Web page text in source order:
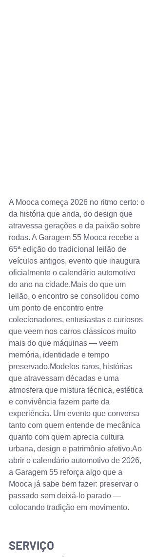
A Mooca começa 2026 no ritmo certo: o
da história que anda, do design que
atravessa gerações e da paixão sobre
rodas. A Garagem 55 Mooca recebe a
65ª edição do tradicional leilão de
veículos antigos, evento que inaugura
oficialmente o calendário automotivo
do ano na cidade.Mais do que um
leilão, o encontro se consolidou como
um ponto de encontro entre
colecionadores, entusiastas e curiosos
que veem nos carros clássicos muito
mais do que máquinas — veem
memória, identidade e tempo
preservado.Modelos raros, histórias
que atravessam décadas e uma
atmosfera que mistura técnica, estética
e convivência fazem parte da
experiência. Um evento que conversa
tanto com quem entende de mecânica
quanto com quem aprecia cultura
urbana, design e patrimônio afetivo.Ao
abrir o calendário automotivo de 2026,
a Garagem 55 reforça algo que a
Mooca já sabe bem fazer: preservar o
passado sem deixá-lo parado —
colocando tradição em movimento.
SERVIÇO